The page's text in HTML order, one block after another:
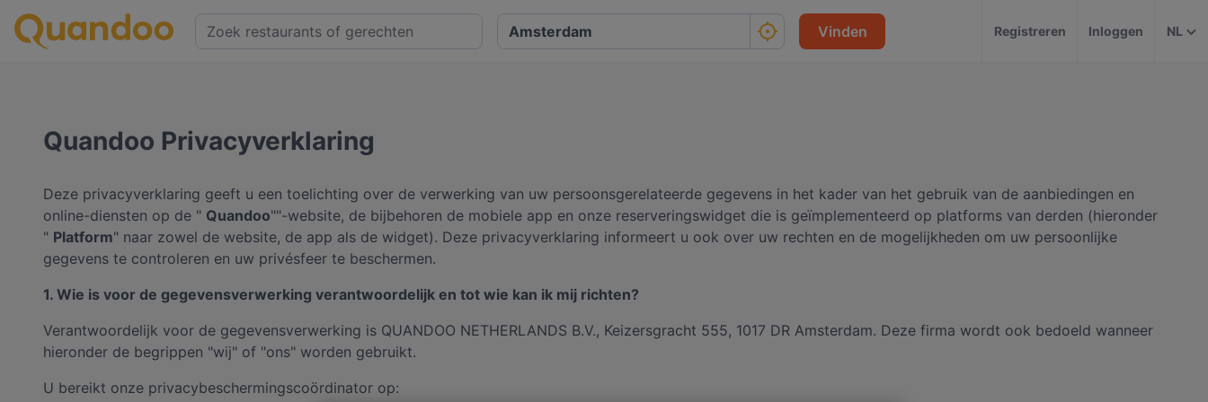
Vinden Registreren Inloggen NL
Quandoo Privacyverklaring
Deze privacyverklaring geeft u een toelichting over de verwerking van uw persoonsgerelateerde gegevens in het kader van het gebruik van de aanbiedingen en
online-diensten op de " Quandoo""-website, de bijbehoren de mobiele app en onze reserveringswidget die is geïmplementeerd op platforms van derden (hieronder
" Platform" naar zowel de website, de app als de widget). Deze privacyverklaring informeert u ook over uw rechten en de mogelijkheden om uw persoonlijke
gegevens te controleren en uw privésfeer te beschermen.
1. Wie is voor de gegevensverwerking verantwoordelijk en tot wie kan ik mij richten?
Verantwoordelijk voor de gegevensverwerking is QUANDOO NETHERLANDS B.V., Keizersgracht 555, 1017 DR Amsterdam. Deze firma wordt ook bedoeld wanneer
hieronder de begrippen "wij" of "ons" worden gebruikt.
U bereikt onze privacybeschermingscoördinator op: